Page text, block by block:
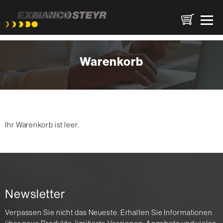
Warenkorb
Ihr Warenkorb ist leer.
Newsletter
Verpassen Sie nicht das Neueste. Erhalten Sie Informationen